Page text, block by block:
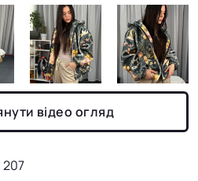
відео огляд